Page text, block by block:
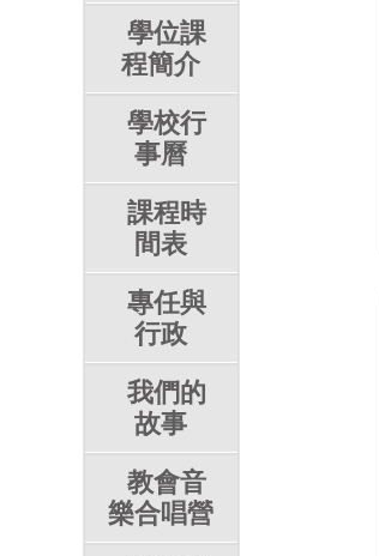
學位課
程簡介
學校行
事曆
課程時
間表
專任與
行政
我們的
故事
教會音
樂合唱營